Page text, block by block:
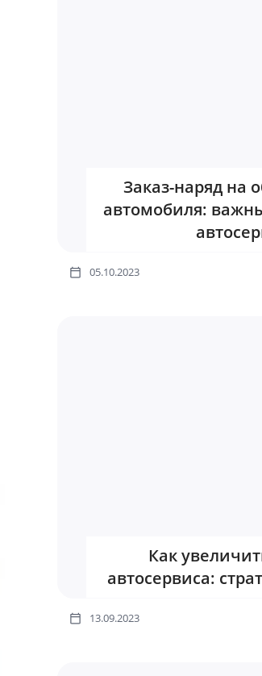
Заказ-наряд на
автомобиля:
05.10.2023
Как
автосервиса:
13.09.2023